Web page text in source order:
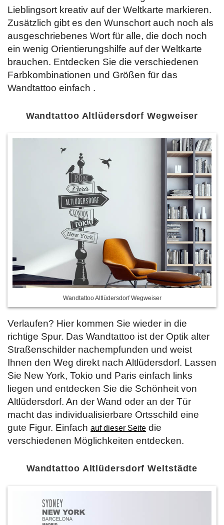
Lieblingsort kreativ auf der Weltkarte markieren.
Zusätzlich gibt es den Wunschort auch noch als
ausgeschriebenes Wort für alle, die doch noch
ein wenig Orientierungshilfe auf der Weltkarte
brauchen. Entdecken Sie die verschiedenen
Farbkombinationen und Größen für das
Wandtattoo einfach .
Wandtattoo Altlüdersdorf Wegweiser
Wandtattoo Altlüdersdorf Wegweiser
Verlaufen? Hier kommen Sie wieder in die
richtige Spur. Das Wandtattoo ist der Optik alter
Straßenschilder nachempfunden und weist
Ihnen den Weg direkt nach Altlüdersdorf. Lassen
Sie New York, Tokio und Paris einfach links
liegen und entdecken Sie die Schönheit von
Altlüdersdorf. An der Wand oder an der Tür
macht das individualisierbare Ortsschild eine
gute Figur. Einfach auf dieser Seite die
verschiedenen Möglichkeiten entdecken.
Wandtattoo Altlüdersdorf Weltstädte